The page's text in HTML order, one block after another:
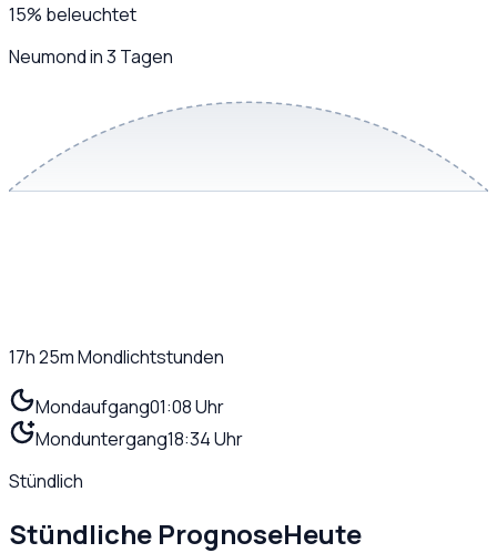
15% beleuchtet
Neumond in 3 Tagen
17h 25mMondlichtstunden
Mondaufgang01:08 Uhr
Monduntergang18:34 Uhr
Stündlich
Stündliche PrognoseHeute